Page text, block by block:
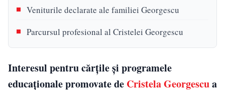
Veniturile declarate ale familiei Georgescu
Parcursul profesional al Cristelei Georgescu
Interesul pentru cărțile și programele
educaționale promovate de Cristela Georgescua